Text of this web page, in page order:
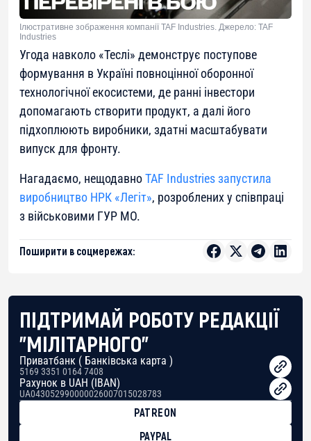
Ілюстративне зображення компанії TAF Industries. Джерело: TAF
Industries
Угода навколо «Теслі» демонструє поступове
формування в Україні повноцінної оборонної
технологічної екосистеми, де ранні інвестори
допомагають створити продукт, а далі його
підхоплюють виробники, здатні масштабувати
випуск для фронту.
Нагадаємо, нещодавноTAF Industries запустила
виробництво НРК «Легіт», розроблених у співпраці
з військовими ГУР МО.
Поширити в соцмережах:
ПІДТРИМАЙ РОБОТУ РЕДАКЦІЇ
"МІЛІТАРНОГО"
Приватбанк ( Банківська карта )
5169 3351 0164 7408
Рахунок в UAH (IBAN)
UA043052990000026007015028783
PATREON
PAYPAL